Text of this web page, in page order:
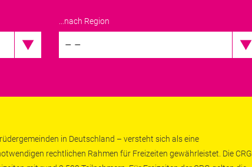
...nach Region
– –
in Deutschland – versteht sich als eine
rechtlichen Rahmen für Freizeiten gewährleistet. Die CRG